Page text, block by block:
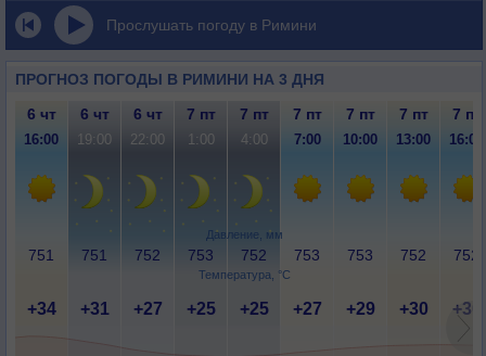
Прослушать погоду в Римини
ПРОГНОЗ ПОГОДЫ В РИМИНИ НА 3 ДНЯ
Давление, мм
Температура, °C
6 чт 6 чт 6 чт 7 пт 7 пт 7 пт 7 пт 7 пт 7 пт
16:00 19:00 22:00 1:00 4:00 7:00 10:00 13:00 16:00
751 751 752 753 752 753 753 752 752
+34 +31 +27 +25 +25 +27 +29 +30 +30